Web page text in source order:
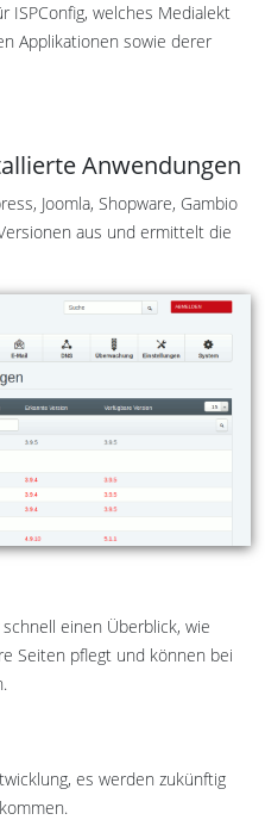
ISPConfig, welches Medialekt
Applikationen sowie derer
Anwendungen
Joomla, Shopware, Gambio
aus und ermittelt die
einen Überblick, wie
Seiten pflegt und können bei
es werden zukünftig